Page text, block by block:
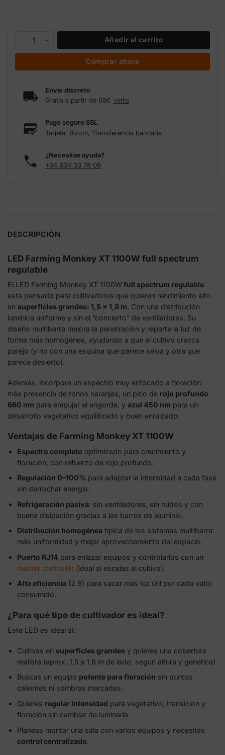
LED Farming Monkey XT 1100W full spectrum regulable cantidad
Añadir al carrito
Comprar ahora
Envío discreto
Gratis a partir de 69€ +info
Pago seguro SSL
Tarjeta, Bizum, Transferencia bancaria
¿Necesitas ayuda?
+34 634 33 78 09
DESCRIPCIÓN
LED Farming Monkey XT 1100W full spectrum
regulable
El LED Farming Monkey XT 1100Wfull spectrum regulable
está pensado para cultivadores que quieren rendimiento alto
en superficies grandes: 1,5 x 1,8 m. Con una distribución
lumínica uniforme y sin el “concierto” de ventiladores. Su
diseño multibarra mejora la penetración y reparte la luz de
forma más homogénea, ayudando a que el cultivo crezca
parejo (y no con una esquina que parece selva y otra que
parece desierto).
Además, incorpora un espectro muy enfocado a floración:
más presencia de tonos naranjas, un pico de rojo profundo
660 nm para empujar el engorde, y azul 450 nm para un
desarrollo vegetativo equilibrado y buen enraizado.
Ventajas de Farming Monkey XT 1100W
Espectro completo optimizado para crecimiento y
floración, con refuerzo de rojo profundo.
Regulación 0–100% para adaptar la intensidad a cada fase
sin derrochar energía.
Refrigeración pasiva: sin ventiladores, sin ruidos y con
buena disipación gracias a las barras de aluminio.
Distribución homogénea típica de los sistemas multibarra:
más uniformidad y mejor aprovechamiento del espacio.
Puerto RJ14 para enlazar equipos y controlarlos con un
master controller(ideal si escalas el cultivo).
Alta eficiencia (2.9) para sacar más luz útil por cada vatio
consumido.
¿Para qué tipo de cultivador es ideal?
Este LED es ideal si:
Cultivas en superficies grandesy quieres una cobertura
realista (aprox. 1,5 a 1,8 m de lado, según altura y genética).
Buscas un equipo potente para floración sin puntos
calientes ni sombras marcadas.
Quieres regular intensidad para vegetativo, transición y
floración sin cambiar de luminaria.
Planeas montar una sala con varios equipos y necesitas
control centralizado.